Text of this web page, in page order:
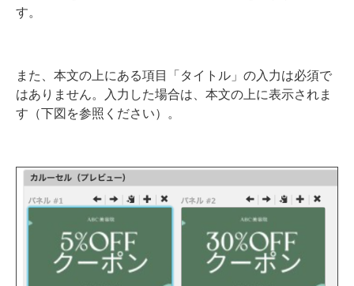
す。
また、本文の上にある項目「タイトル」の入力は必須で
はありません。入力した場合は、本文の上に表示されま
す（下図を参照ください）。